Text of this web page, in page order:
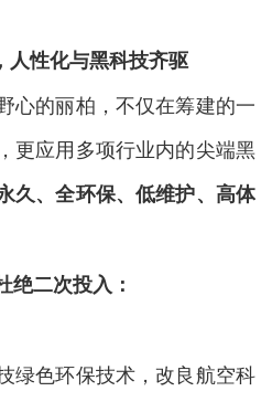
人性化与黑科技齐驱
的丽柏，不仅在筹建的一
更应用多项行业内的尖端黑
久、全环保、低维护、高体
绝二次投入 ：
色环保技术，改良航空科